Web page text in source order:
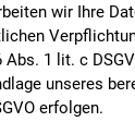
wir Ihre
1 lit. c
unseres
erfolgen.